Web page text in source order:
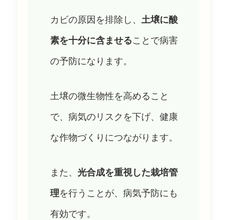
カビの原因を排除し、 土壌に酸
素を十分に含ませることで病害
の予防になります。
土壌の微生物性を高めること
で、病気のリスクを下げ、健康
な作物づくりにつながります。
また、 光合成を重視した栽培管
理を行うことが、病気予防にも
有効です。